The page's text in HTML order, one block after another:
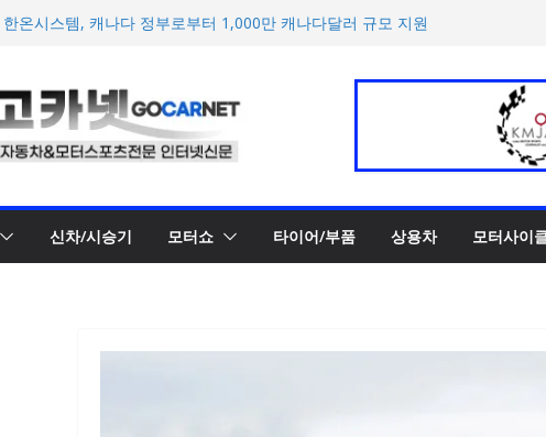
루션 제안
넥센타이어 주최 ‘2026 스피드웨이 모터 페스티벌’ 3R 나이트 페
스티벌 8일 용인 개최
아우디, 405일 만에 완성한 초고성능 슈퍼카 ‘누볼라리’ 제작 비하
인드 영상 공개
벤틀리, 첫 순수 전기 어반 럭셔리 SUV 토르칼 탑재될 ‘큐레이션
엔진’ 공개
신차/시승기 모터쇼 타이어/부품 상용차 모터사이